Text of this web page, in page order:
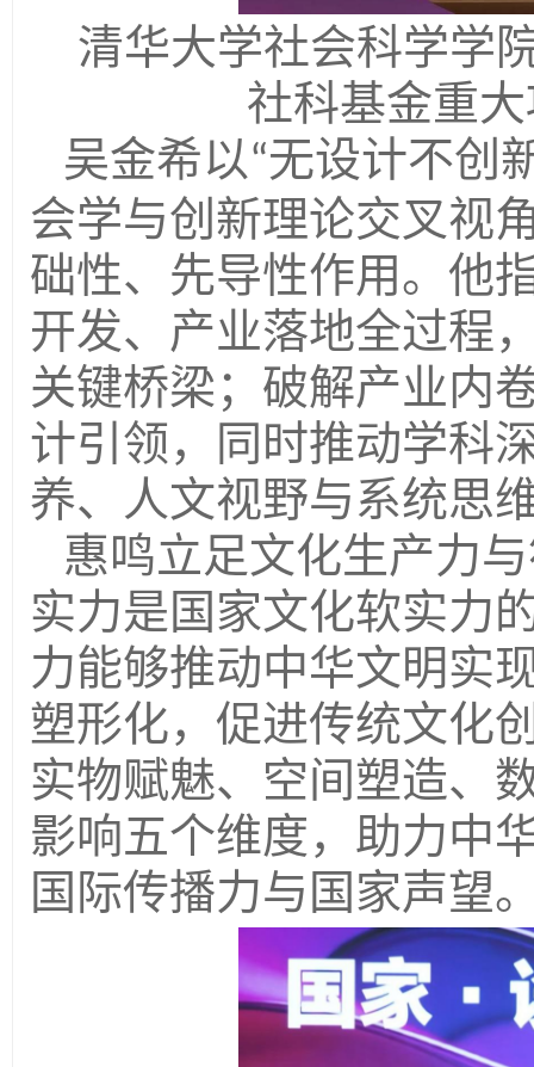
清华大学社会科学学
社科基金重
吴金希以“无设计不创
会学与创新理论交叉视
础性、先导性作用。他
开发、产业落地全过程
关键桥梁；破解产业内
计引领，同时推动学科
养、人文视野与系统思
惠鸣立足文化生产力
实力是国家文化软实力
力能够推动中华文明实
塑形化，促进传统文化
实物赋魅、空间塑造、
影响五个维度，助力中
国际传播力与国家声望